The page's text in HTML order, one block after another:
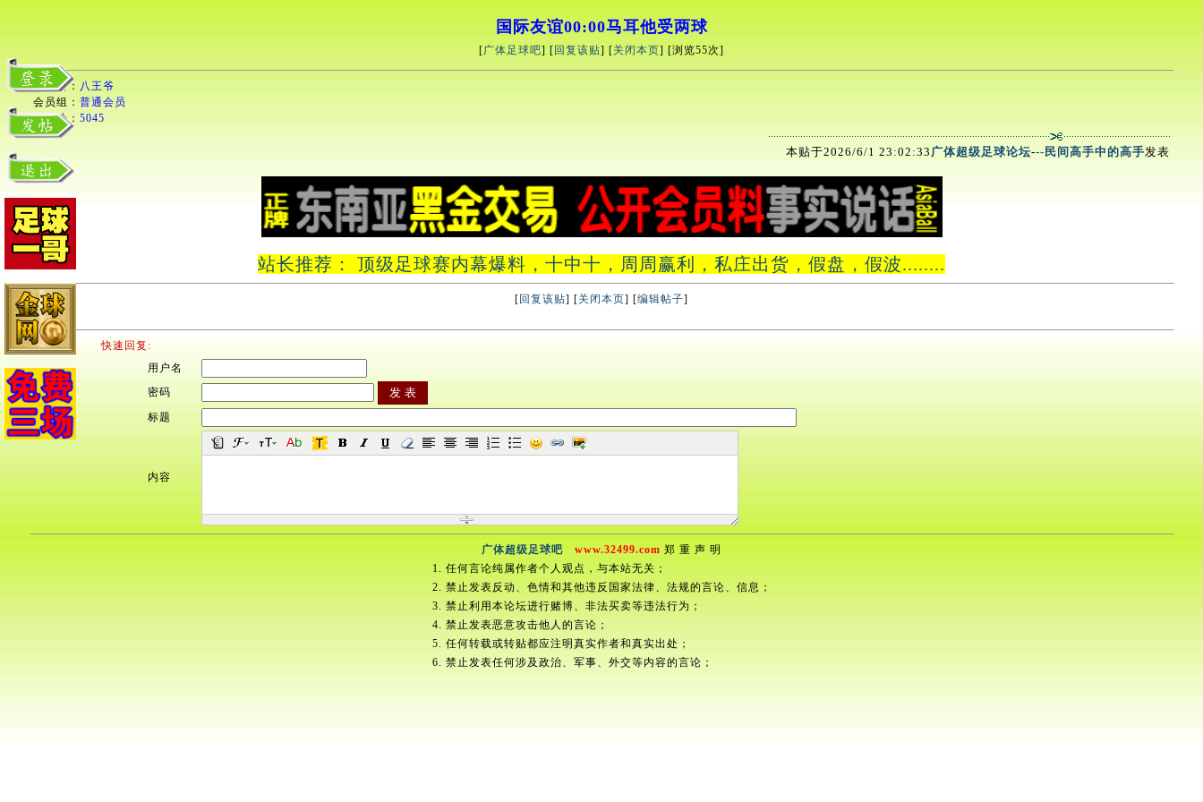
国际友谊00:00马耳他受两球
[广体足球吧] [ 回复该贴] [关闭本页] [浏览55次]
用户名： 八王爷
会员组： 普通会员
积分： 5045
本贴于2026/6/1 23:02:33 广体超级足球论坛---民间高手中的高手发表
站长推荐： 顶级足球赛内幕爆料，十中十，周周赢利，私庄出货，假盘，假波........
[ 回复该贴] [关闭本页] [编辑帖子]
快速回复:
用户名
密码
标题
内容
广体超级足球吧 www.32499.com 郑 重 声 明
1. 任何言论纯属作者个人观点，与本站无关；
2. 禁止发表反动、色情和其他违反国家法律、法规的言论、信息；
3. 禁止利用本论坛进行赌博、非法买卖等违法行为；
4. 禁止发表恶意攻击他人的言论；
5. 任何转载或转贴都应注明真实作者和真实出处；
6. 禁止发表任何涉及政治、军事、外交等内容的言论；